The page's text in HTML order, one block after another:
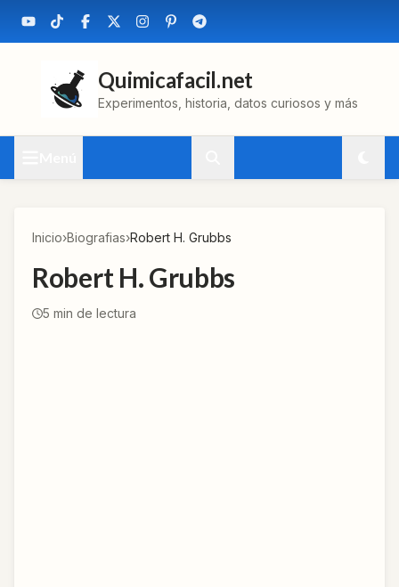
Quimicafacil.net
Experimentos, historia, datos curiosos y más
Inicio›Biografias›Robert H. Grubbs
Robert H. Grubbs
5 min de lectura